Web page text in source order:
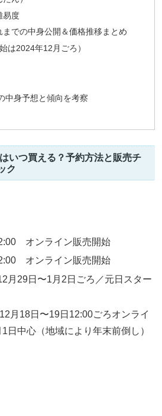
易度
での中身公開＆価格推移まとめ
は2024年12月ごろ）
中身予想と傾向を考察
いつ買える？予約方法と販売チ
ク
オンライン販売開始
オンライン販売開始
月29日〜1月2日ごろ／元日スター
月18日〜19日12:00ごろオンライ
日中心（地域により年末前倒し）